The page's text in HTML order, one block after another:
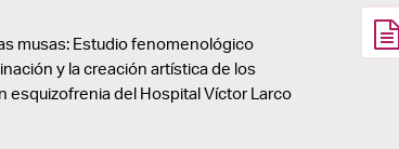
musas: Estudio fenomenológico
y la creación artística de los
esquizofrenia del Hospital Víctor Larco